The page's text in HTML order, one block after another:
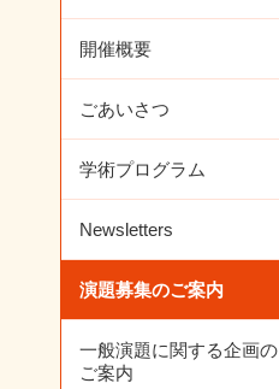
開催概要
ごあいさつ
学術プログラム
Newsletters
演題募集のご案内
一般演題に関する企画の
ご案内